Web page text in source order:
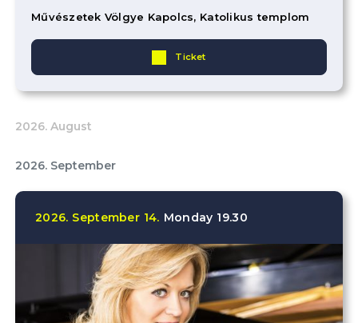
Művészetek Völgye Kapolcs, Katolikus templom
Ticket
2026. August
2026. September
2026. September 14. Monday 19.30